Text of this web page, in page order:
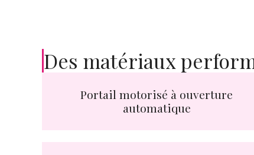
Des matériaux
Portail motorisé à ouverture
automatique